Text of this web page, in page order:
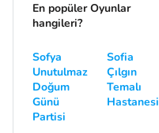
En popüler Oyunlar
hangileri?
Sofya
Unutulmaz
Doğum
Günü
Partisi
Sofia
Çılgın
Temalı
Hastanesi